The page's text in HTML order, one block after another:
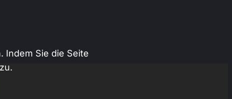
Indem Sie die Seite